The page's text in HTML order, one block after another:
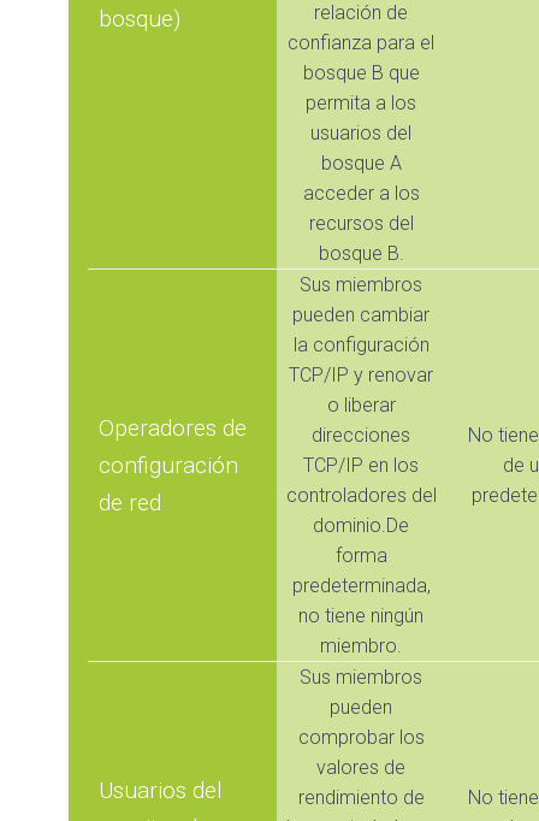
bosque)
relación de
confianza para el
bosque B que
permita a los
usuarios del
bosque A
acceder a los
recursos del
bosque B.
Operadores de
configuración
de red
Sus miembros
pueden cambiar
la configuración
TCP/IP y renovar
o liberar
direcciones
TCP/IP en los
controladores del
dominio.De
forma
predeterminada,
no tiene ningún
miembro.
No
de
Usuarios del
Sus miembros
pueden
comprobar los
valores de
rendimiento de
No